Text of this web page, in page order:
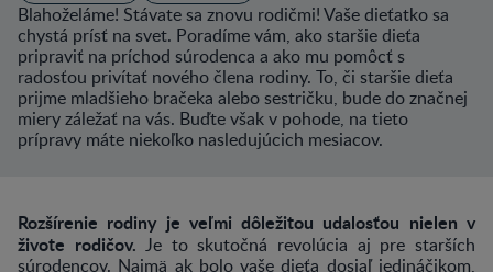
Blahoželáme! Stávate sa znovu rodičmi! Vaše dieťatko sa
chystá prísť na svet. Poradíme vám, ako staršie dieťa
pripraviť na príchod súrodenca a ako mu pomôcť s
radosťou privítať nového člena rodiny. To, či staršie dieťa
prijme mladšieho bračeka alebo sestričku, bude do značnej
miery záležať na vás. Buďte však v pohode, na tieto
prípravy máte niekoľko nasledujúcich mesiacov.
Rozšírenie rodiny je veľmi dôležitou udalosťou nielen v
živote rodičov. Je to skutočná revolúcia aj pre starších
súrodencov. Najmä ak bolo vaše dieťa dosiaľ jedináčikom,